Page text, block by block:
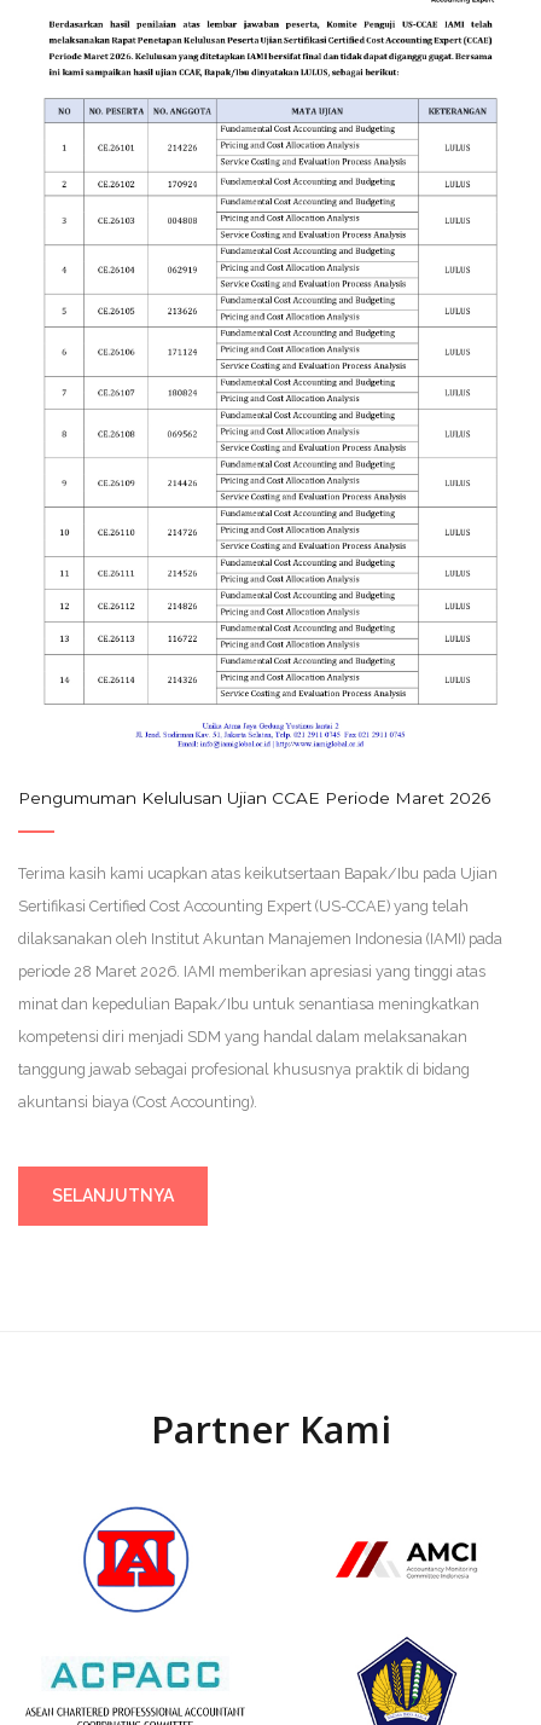
Pengumuman Kelulusan Ujian CCAE Periode Maret 2026
Terima kasih kami ucapkan atas keikutsertaan Bapak/Ibu pada Ujian
Sertifikasi Certified Cost Accounting Expert (US-CCAE) yang telah
dilaksanakan oleh Institut Akuntan Manajemen Indonesia (IAMI) pada
periode 28 Maret 2026. IAMI memberikan apresiasi yang tinggi atas
minat dan kepedulian Bapak/Ibu untuk senantiasa meningkatkan
kompetensi diri menjadi SDM yang handal dalam melaksanakan
tanggung jawab sebagai profesional khususnya praktik di bidang
akuntansi biaya (Cost Accounting).
SELANJUTNYA
Partner Kami